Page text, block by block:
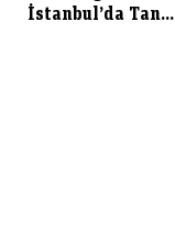
İstanbul’da Tan...